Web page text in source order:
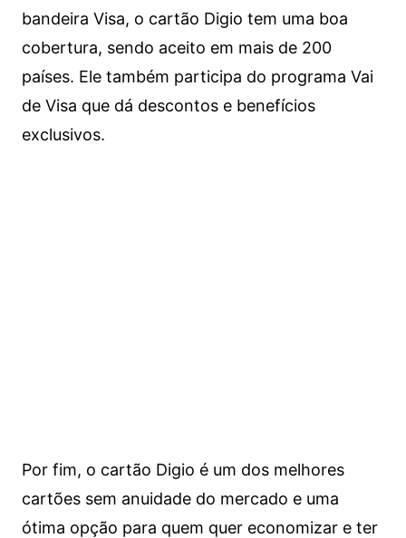
bandeira Visa, o cartão Digio tem uma boa
cobertura, sendo aceito em mais de 200
países. Ele também participa do programa Vai
de Visa que dá descontos e benefícios
exclusivos.
Por fim, o cartão Digio é um dos melhores
cartões sem anuidade do mercado e uma
ótima opção para quem quer economizar e ter